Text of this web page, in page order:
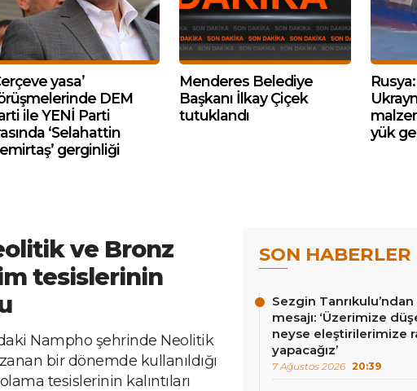
yasa’
DEM
ile YENİ Parti
‘Selahattin
gerginliği
Menderes Belediye
Başkanı İlkay Çiçek
tutuklandı
yük
ve Bronz
tesislerinin
Nampho şehrinde Neolitik
bir dönemde kullanıldığı
tesislerinin kalıntıları
SON HABERLER
Sezgin Tanrıkulu’ndan
mesajı: ‘Üzerimize
neyse eleştirilerimize
yapacağız’
7 Ağustos 2026 20:39